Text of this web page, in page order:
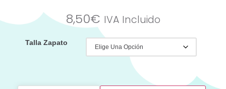
8,50€ IVA Incluido
Talla Zapato